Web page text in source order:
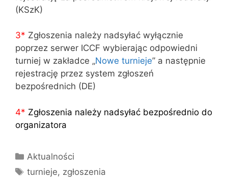
(KSzK)
3* Zgłoszenia należy nadsyłać wyłącznie
poprzez serwer ICCF wybierając odpowiedni
turniej w zakładce „Nowe turnieje” a następnie
rejestrację przez system zgłoszeń
bezpośrednich (DE)
4* Zgłoszenia należy nadsyłać bezpośrednio do
organizatora
Kategorie
Aktualności
Tagi
turnieje, zgłoszenia